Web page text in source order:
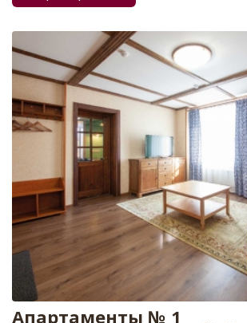
Апартаменты № 1